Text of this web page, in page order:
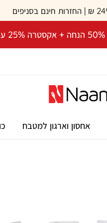
אחסון וארגון למטבח